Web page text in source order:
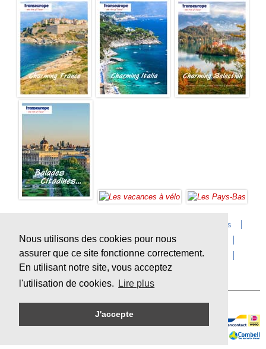
Nous utilisons des cookies pour nous
assurer que ce site fonctionne correctement.
En utilisant notre site, vous acceptez
l'utilisation de cookies.
Lire plus
J'accepte
Postes vacants
Contact
Questions? Agences
Conditions de voyage
Assurances
privacy
Durabilité